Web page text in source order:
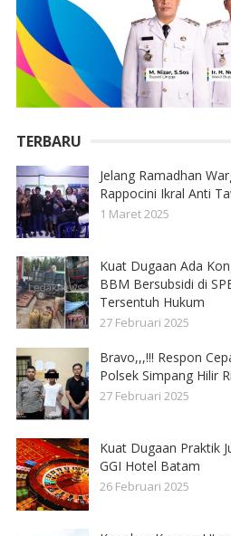
TERBARU
Jelang Ramadhan
Rappocini Ikral Anti
1 Maret 2025
Kuat Dugaan Ada
BBM Bersubsidi di
Tersentuh Hukum
27 Februari 2025
Bravo,,,!!! Respon
Polsek Simpang Hilir
27 Februari 2025
Kuat Dugaan Praktik
GGI Hotel Batam
26 Februari 2025